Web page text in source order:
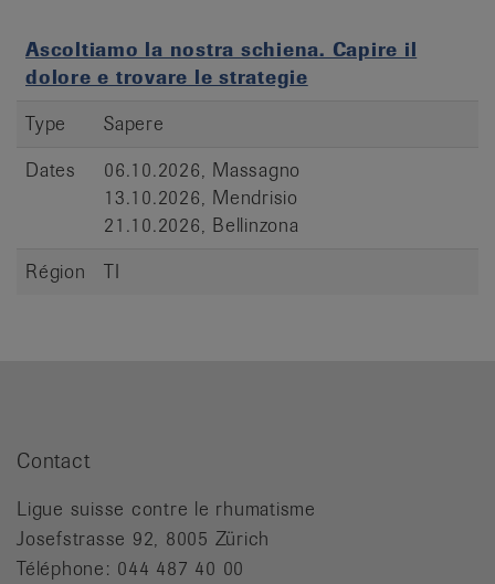
Ascoltiamo la nostra schiena. Capire il
dolore e trovare le strategie
Type
Sapere
Dates
06.10.2026, Massagno
13.10.2026, Mendrisio
21.10.2026, Bellinzona
Région
TI
Contact
Ligue suisse contre le rhumatisme
Josefstrasse 92, 8005 Zürich
Téléphone: 044 487 40 00